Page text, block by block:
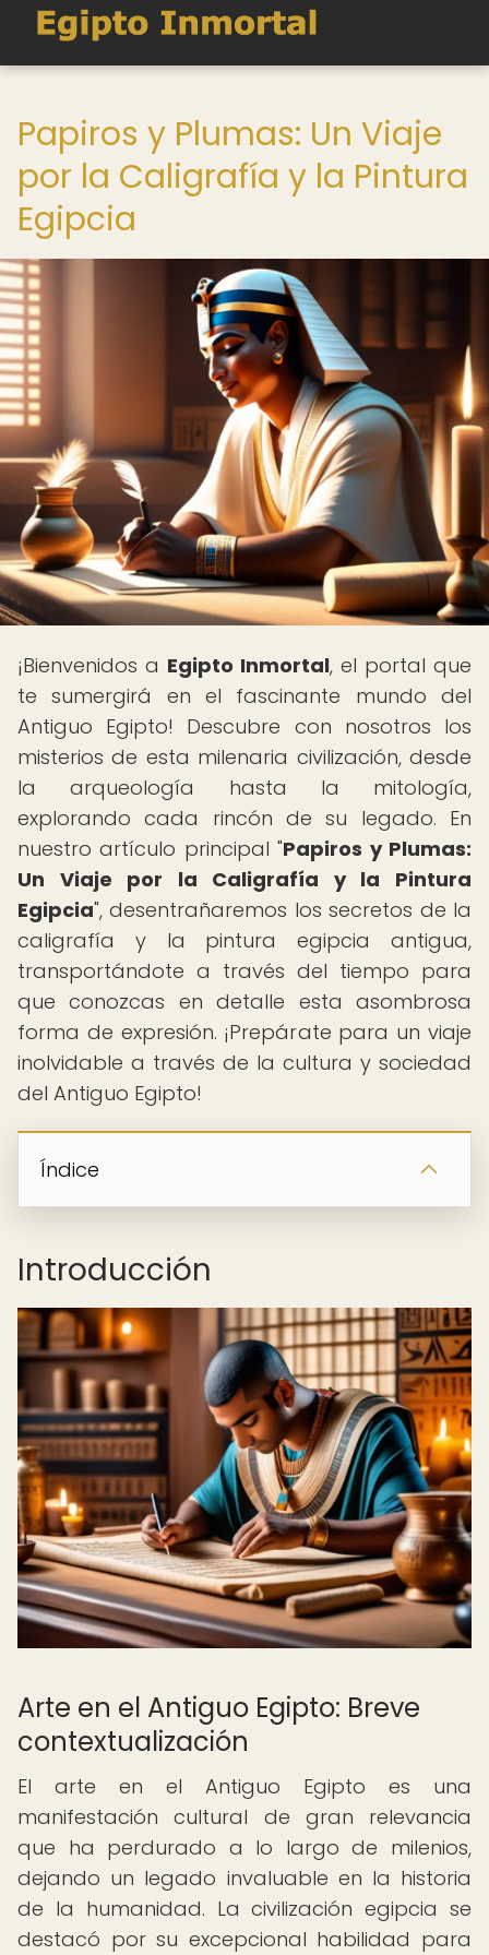
Papiros y Plumas: Un Viaje
por la Caligrafía y la Pintura
Egipcia
¡Bienvenidos a Egipto Inmortal, el portal que
te sumergirá en el fascinante mundo del
Antiguo Egipto! Descubre con nosotros los
misterios de esta milenaria civilización, desde
la arqueología hasta la mitología,
explorando cada rincón de su legado. En
nuestro artículo principal "Papiros y Plumas:
Un Viaje por la Caligrafía y la Pintura
Egipcia", desentrañaremos los secretos de la
caligrafía y la pintura egipcia antigua,
transportándote a través del tiempo para
que conozcas en detalle esta asombrosa
forma de expresión. ¡Prepárate para un viaje
inolvidable a través de la cultura y sociedad
del Antiguo Egipto!
Índice
Introducción
Arte en el Antiguo Egipto: Breve
contextualización
El arte en el Antiguo Egipto es una
manifestación cultural de gran relevancia
que ha perdurado a lo largo de milenios,
dejando un legado invaluable en la historia
de la humanidad. La civilización egipcia se
destacó por su excepcional habilidad para